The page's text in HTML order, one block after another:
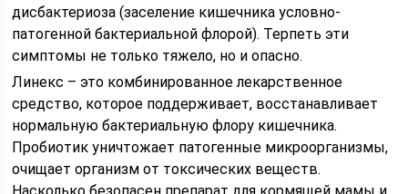
дисбактериоза (заселение кишечника условно-
патогенной бактериальной флорой). Терпеть эти
симптомы не только тяжело, но и опасно.
Линекс – это комбинированное лекарственное
средство, которое поддерживает, восстанавливает
нормальную бактериальную флору кишечника.
Пробиотик уничтожает патогенные микроорганизмы,
очищает организм от токсических веществ.